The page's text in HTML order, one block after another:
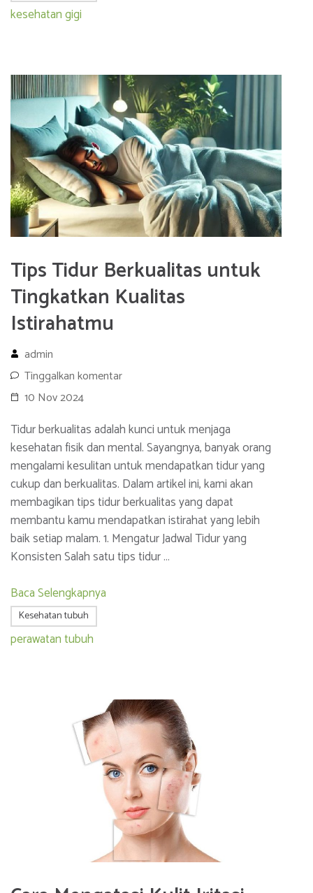
kesehatan gigi
Tips Tidur Berkualitas untuk
Tingkatkan Kualitas
Istirahatmu
admin
Tinggalkan komentar
10 Nov 2024
Tidur berkualitas adalah kunci untuk menjaga
kesehatan fisik dan mental. Sayangnya, banyak orang
mengalami kesulitan untuk mendapatkan tidur yang
cukup dan berkualitas. Dalam artikel ini, kami akan
membagikan tips tidur berkualitas yang dapat
membantu kamu mendapatkan istirahat yang lebih
baik setiap malam. 1. Mengatur Jadwal Tidur yang
Konsisten Salah satu tips tidur …
Baca Selengkapnya
Kesehatan tubuh
perawatan tubuh